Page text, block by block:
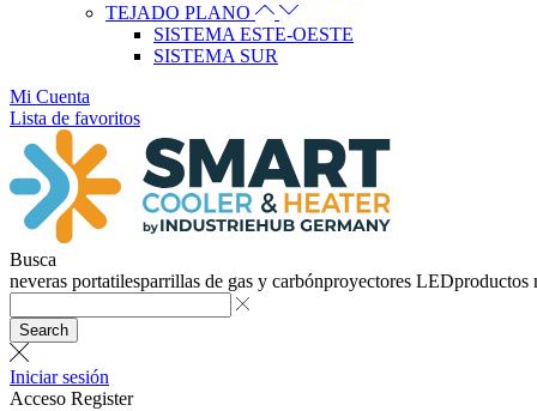
TEJADO PLANO
SISTEMA ESTE-OESTE
SISTEMA SUR
Mi Cuenta
Lista de favoritos
Busca
neveras portatilesparrillas de gas y carbónproyectores LEDproductos
Search
Iniciar sesión
Acceso Register